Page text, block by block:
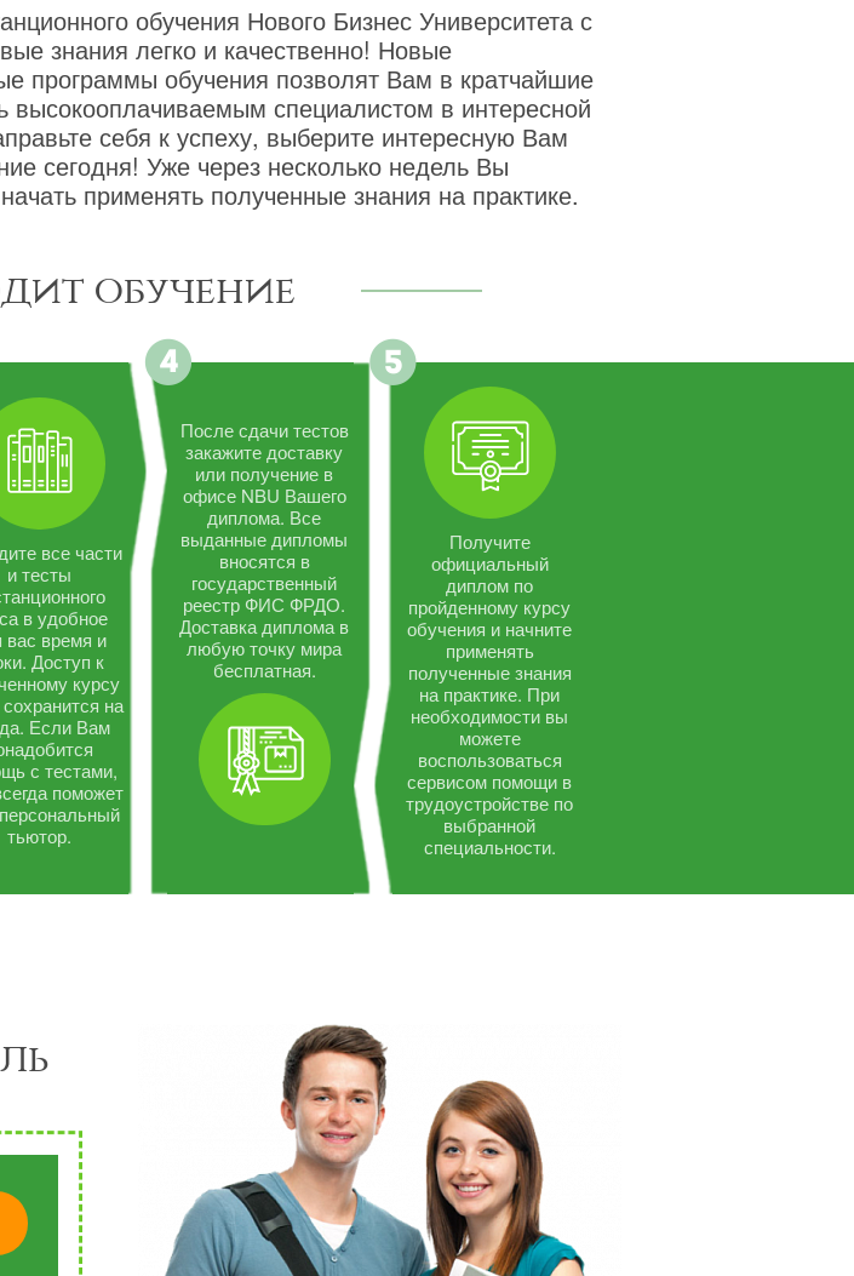
обучения Нового Бизнес Университета с
знания легко и качественно! Новые
программы обучения позволят Вам в кратчайшие
высокооплачиваемым специалистом в интересной
себя к успеху, выберите интересную Вам
сегодня! Уже через несколько недель Вы
применять полученные знания на практике.
обучение
все части
и тесты
в удобное
вас время и
Доступ к
курсу
на
Если Вам
с тестами,
поможет
тьютор.
После сдачи тестов
закажите доставку
или получение в
офисе NBU Вашего
диплома. Все
выданные дипломы
вносятся в
государственный
реестр ФИС ФРДО.
Доставка диплома в
любую точку мира
бесплатная.
Получите
официальный
диплом по
пройденному курсу
обучения и начните
применять
полученные знания
на практике. При
необходимости вы
можете
воспользоваться
сервисом помощи в
трудоустройстве по
выбранной
специальности.